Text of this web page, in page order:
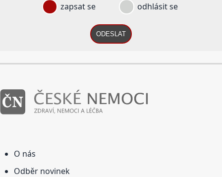
zapsat se odhlásit se
ODESLAT
O nás
Odběr novinek